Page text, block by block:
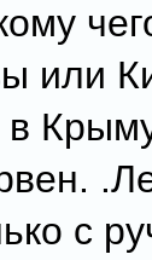
или
с